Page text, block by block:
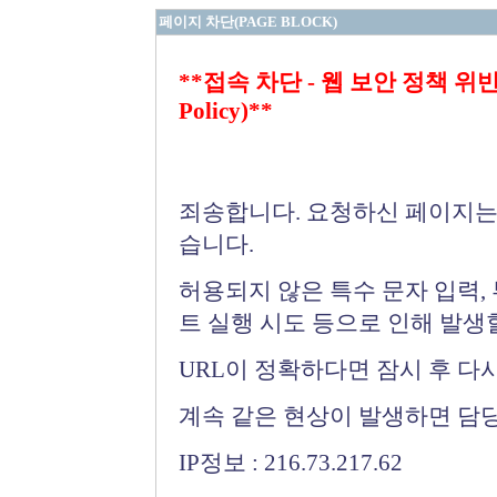
페이지 차단(PAGE BLOCK)
**접속 차단 - 웹 보안 정책 위
Policy)**
죄송합니다. 요청하신 페이지
습니다.
허용되지 않은 특수 문자 입력
트 실행 시도 등으로 인해 발생
URL이 정확하다면 잠시 후 다
계속 같은 현상이 발생하면 담
IP정보 : 216.73.217.62